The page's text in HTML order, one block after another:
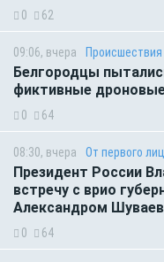
0 62
09:06, вчера Происшествия
Белгородцы
фиктивные
0 64
08:30, вчера От первого
Президент России
встречу с врио
Александром
0 64